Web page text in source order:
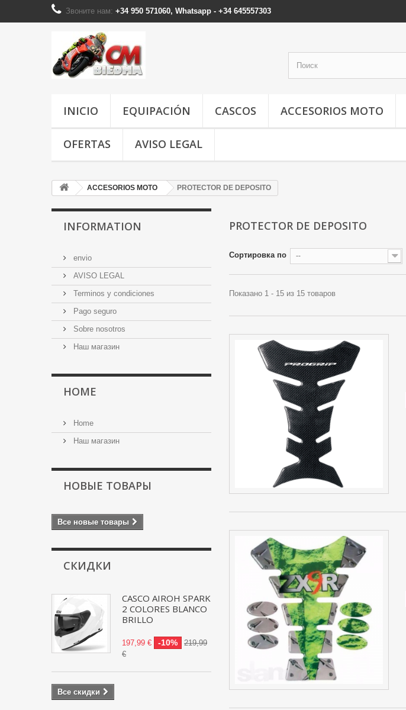
Звоните нам: +34 950 571060, Whatsapp - +34 645557303
INICIO EQUIPACIÓN CASCOS ACCESORIOS MOTO
OFERTAS AVISO LEGAL
ACCESORIOS MOTO PROTECTOR DE DEPOSITO
INFORMATION
envio
AVISO LEGAL
Terminos y condiciones
Pago seguro
Sobre nosotros
Наш магазин
HOME
Home
Наш магазин
НОВЫЕ ТОВАРЫ
Все новые товары
СКИДКИ
CASCO AIROH SPARK
2 COLORES BLANCO
BRILLO
197,99 € -10%
219,99
€
Все скидки
PROTECTOR DE DEPOSITO
Сортировка по --
Показано 1 - 15 из 15 товаров